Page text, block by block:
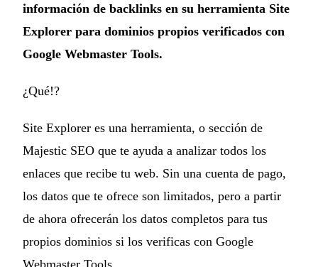
información de backlinks en su herramienta Site
Explorer para dominios propios verificados con
Google Webmaster Tools.
¿Qué!?
Site Explorer es una herramienta, o sección de
Majestic SEO que te ayuda a analizar todos los
enlaces que recibe tu web. Sin una cuenta de pago,
los datos que te ofrece son limitados, pero a partir
de ahora ofrecerán los datos completos para tus
propios dominios si los verificas con Google
Webmaster Tools.